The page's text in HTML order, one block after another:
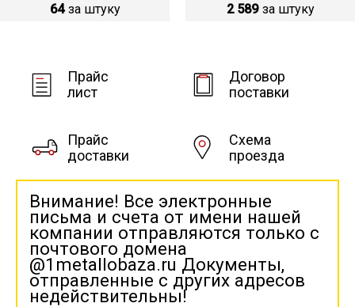
64 за штуку 2 589 за штуку
Прайс
лист
Договор
поставки
Прайс
доставки
Схема
проезда
Внимание! Все электронные
письма и счета от имени нашей
компании отправляются только с
почтового домена
@1metallobaza.ru Документы,
отправленные с других адресов
недействительны!